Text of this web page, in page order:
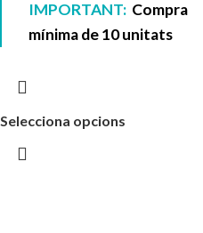
IMPORTANT: Compra
mínima de 10 unitats
Selecciona opcions